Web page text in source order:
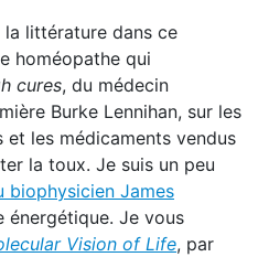
la littérature dans ce
homéopathe qui
cures, du médecin
Burke Lennihan, sur les
et les médicaments vendus
la toux. Je suis un peu
biophysicien James
énergétique. Je vous
Vision of Life, par